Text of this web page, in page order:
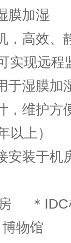
膜加湿
，高效、
实现远程
于湿膜加
，维护方
以上）
安装于机
＊IDC
物馆